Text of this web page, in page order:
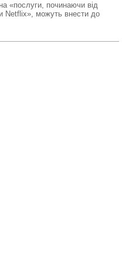
«послуги, починаючи від
Netflix», можуть внести до